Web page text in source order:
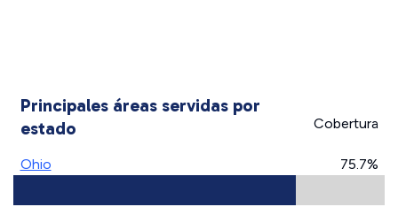
Principales áreas servidas por
estado
Cobertura
Ohio 75.7%